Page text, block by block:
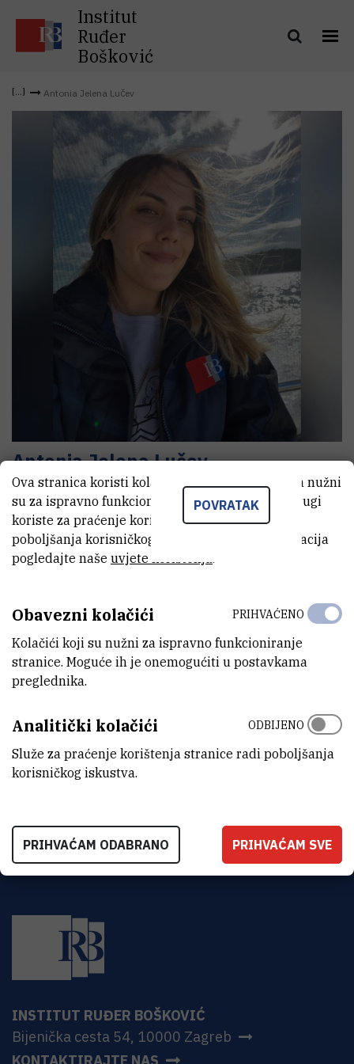
Institut
Ruđer
Bošković
Antonia Jelena Lučev
Antonia JelenaLučev
Suradnik na projektu
E-MAIL
Zavod za istraživanje mora i okoliša
LABORATORIJ
Laboratorij za fizičku kemiju tragova
Institut Ruđer Bošković
HR-10000 Zagreb
INSTITUT RUĐER BOŠKOVIĆ
Bijenička cesta 54, 10000 Zagreb
POVRATAK
Ova stranica koristi kolačiće. Neki od tih kolačića nužni
su za ispravno funkcioniranje stranice, dok se drugi
koriste za praćenje korištenja stranice radi
poboljšanja korisničkog iskustva. Za više informacija
pogledajte naše uvjete korištenja.
Obavezni kolačići
Kolačići koji su nužni za ispravno funkcioniranje
stranice. Moguće ih je onemogućiti u postavkama
preglednika.
PRIHVAĆENO
Analitički kolačići
Služe za praćenje korištenja stranice radi poboljšanja
korisničkog iskustva.
ODBIJENO
PRIHVAĆAM ODABRANO PRIHVAĆAM SVE